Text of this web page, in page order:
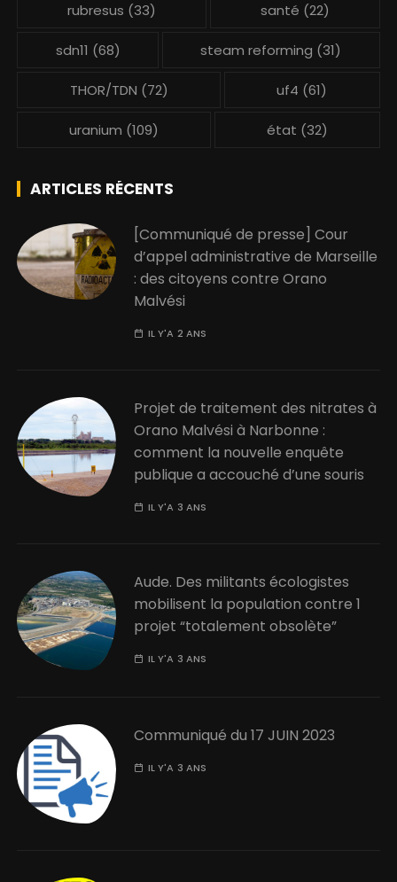
rubresus (33) santé (22)
sdn11 (68) steam reforming (31)
THOR/TDN (72) uf4 (61)
uranium (109) état (32)
ARTICLES RÉCENTS
[Communiqué de presse] Cour
d’appel administrative de Marseille
: des citoyens contre Orano
Malvési
IL Y'A 2 ANS
Projet de traitement des nitrates à
Orano Malvési à Narbonne :
comment la nouvelle enquête
publique a accouché d’une souris
IL Y'A 3 ANS
Aude. Des militants écologistes
mobilisent la population contre 1
projet “totalement obsolète”
IL Y'A 3 ANS
Communiqué du 17 JUIN 2023
IL Y'A 3 ANS